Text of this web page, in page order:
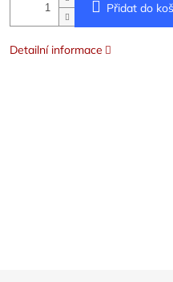
Přidat do
Detailní informace